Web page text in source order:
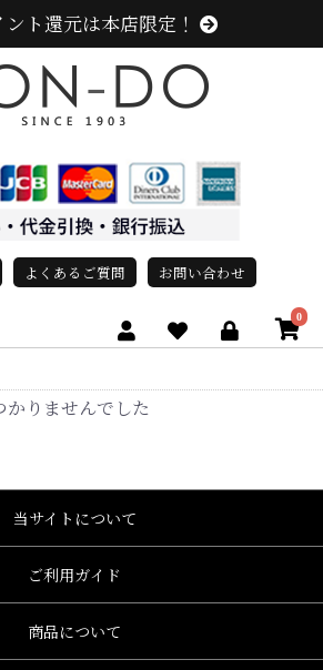
ト還元は本店限定！
よくあるご質問 お問い合わせ
0
りませんでした
当サイトについて
ご利用ガイド
商品について